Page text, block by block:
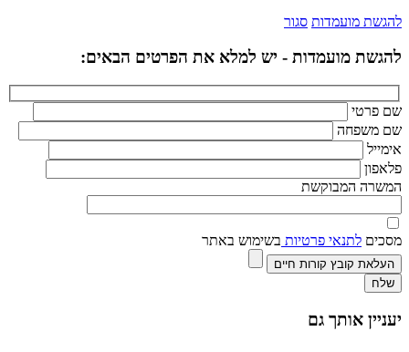
להגשת מועמדות סגור
להגשת מועמדות - יש למלא את הפרטים הבאים:
שם פרטי
שם משפחה
אימייל
פלאפון
המשרה המבוקשת
מסכים לתנאי פרטיות בשימוש באתר
העלאת קובץ קורות חיים
יעניין אותך גם